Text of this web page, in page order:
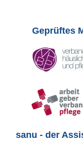
Geprüftes
sanu - der